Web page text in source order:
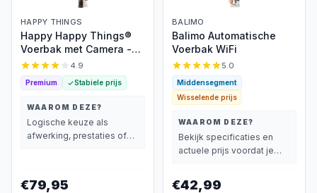
HAPPY THINGS
Happy Happy Things®
Voerbak met Camera -
4L RVS
4.9
Premium Stabiele prijs
WAAROM DEZE?
Logische keuze als
afwerking, prestaties of
€79,95
BALIMO
Balimo Automatische
Voerbak WiFi
5.0
Middensegment
Wisselende prijs
WAAROM DEZE?
Bekijk specificaties en
actuele prijs voordat je
€42,99